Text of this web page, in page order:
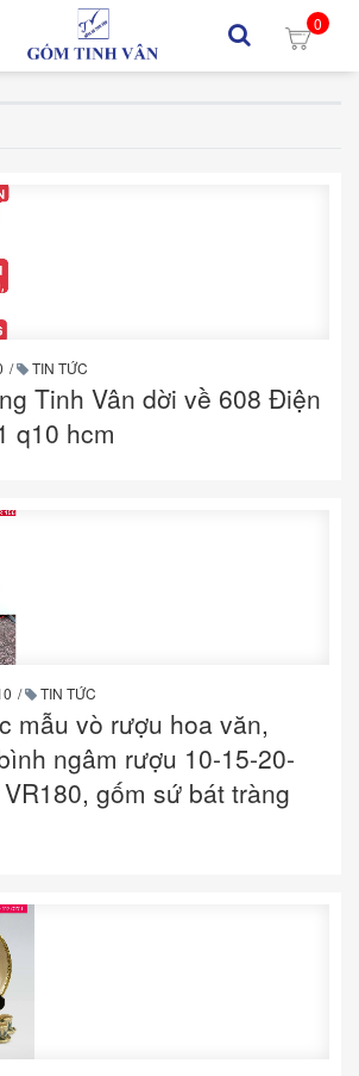
0
/ TIN TỨC
Tinh Vân dời về 608 Điện
q10 hcm
/ TIN TỨC
mẫu vò rượu hoa văn,
ngâm rượu 10-15-20-
gốm sứ bát tràng